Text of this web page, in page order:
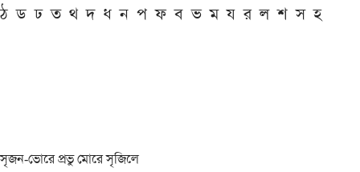
ঠ ড ঢ ত থ দ ধ ন প ফ ব ভ ম য র ল শ স হ
সৃজন-ভোরে প্রভু মোরে সৃজিলে